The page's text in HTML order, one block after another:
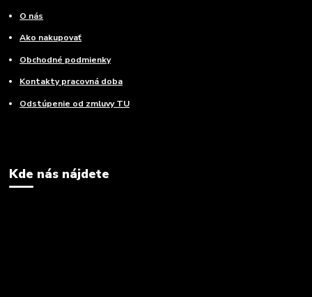
O nás
Ako nakupovať
Obchodné podmienky
Kontakty pracovná doba
Odstúpenie od zmluvy TU
Kde nás nájdete